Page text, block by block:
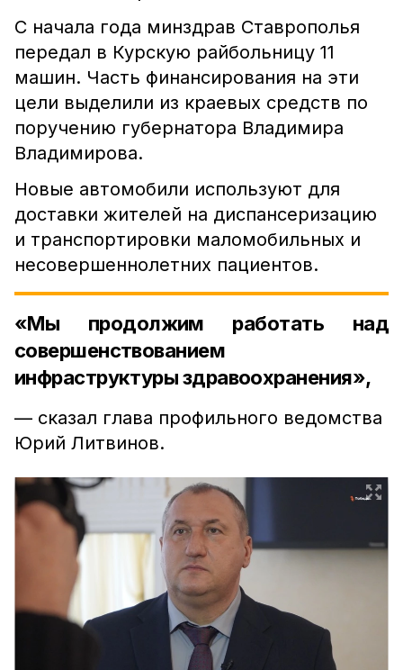
С начала года минздрав Ставрополья
передал в Курскую райбольницу 11
машин. Часть финансирования на эти
цели выделили из краевых средств по
поручению губернатора Владимира
Владимирова.
Новые автомобили используют для
доставки жителей на диспансеризацию
и транспортировки маломобильных и
несовершеннолетних пациентов.
«Мы продолжим работать над
совершенствованием
инфраструктуры здравоохранения»,
— сказал глава профильного ведомства
Юрий Литвинов.